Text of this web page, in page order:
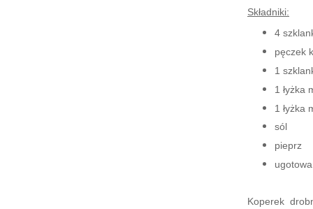
Składniki:
4
pęczek
1
1 łyżka
1 łyżka
sól
pieprz
Koperek